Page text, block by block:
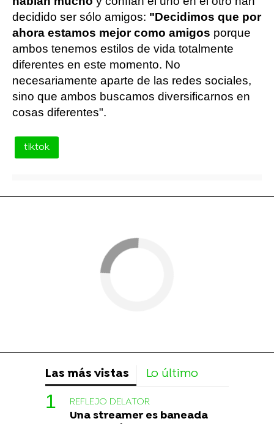
decidido ser sólo amigos: "Decidimos que por
ahora estamos mejor como amigos porque
ambos tenemos estilos de vida totalmente
diferentes en este momento. No
necesariamente aparte de las redes sociales,
sino que ambos buscamos diversificarnos en
cosas diferentes".
tiktok
Las más vistas Lo último
REFLEJO DELATOR
Una streamer es baneada